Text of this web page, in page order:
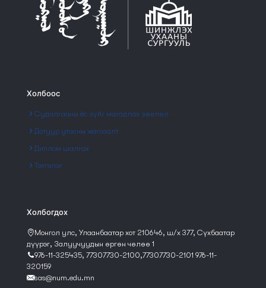
Холбоос
Судалгааны ёс зүйг магадлах зөвлөл
Дотуур утасны жагсаалт
Диплом шалгах
Тэтгэлэг
Холбогдох
Монгол улс, Улаанбаатар хот 210646, ш/х 377, Сүхбаатар
дүүрэг, Залуучуудын өргөн чөлөө 1
976-11-325435, 77307730-2100,77307730-2101 976-11-
320159
sas@num.edu.mn